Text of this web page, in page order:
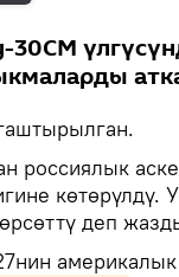
россиялык
көтөрүлдү.
деп